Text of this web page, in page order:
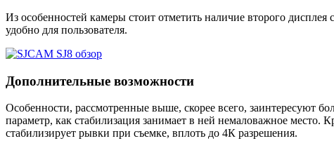
Из особенностей камеры стоит отметить наличие второго
удобно для пользователя.
Дополнительные возможности
Особенности, рассмотренные выше, скорее всего, заинтересуют
параметр, как стабилизация занимает в ней немаловажное место.
стабилизирует рывки при съемке, вплоть до 4К разрешения.